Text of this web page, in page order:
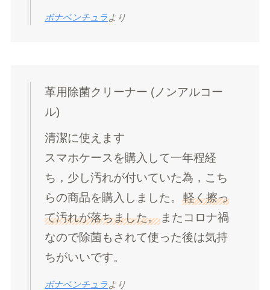
ボナベンチュラ より
革用除菌クリーナー (ノンアルコー
ル)
清潔に使えます
スマホケースを購入して一年程経
ち，少し汚れが付いていた為，こち
らの商品を購入しました。軽く擦っ
て汚れが落ちました。 またコロナ禍
なので除菌もされて使った後は気持
ちがいいです。
ボナベンチュラ より